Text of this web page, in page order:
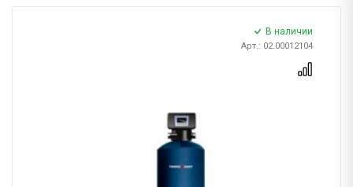
В наличии
Арт.: 02.00012104